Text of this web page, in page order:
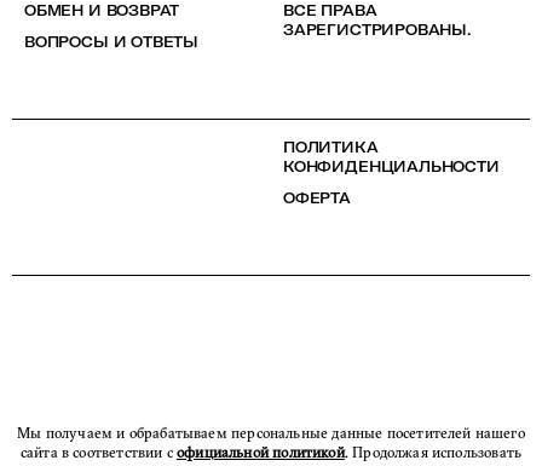
ОБМЕН И ВОЗВРАТ
ВОПРОСЫ И ОТВЕТЫ
ВСЕ ПРАВА
ЗАРЕГИСТРИРОВАНЫ.
ПОЛИТИКА
КОНФИДЕНЦИАЛЬНОСТИ
ОФЕРТА
Мы получаем и обрабатываем персональные данные посетителей нашего
сайта в соответствии софициальной политикой. Продолжая использовать